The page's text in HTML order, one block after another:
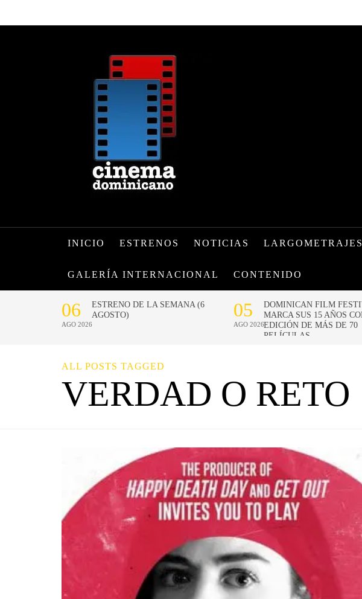
INICIO ESTRENOS NOTICIAS LARGOMETRAJES
GALERÍA INTERNACIONAL CONTENIDO
ALL POSTS TAGGED
VERDAD O RETO